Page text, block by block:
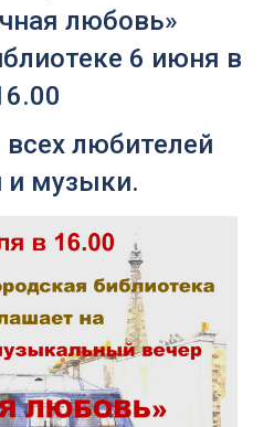
любовь»
6 июня в
любителей
и музыки.